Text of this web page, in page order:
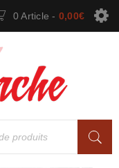
0 Article- 0,00€